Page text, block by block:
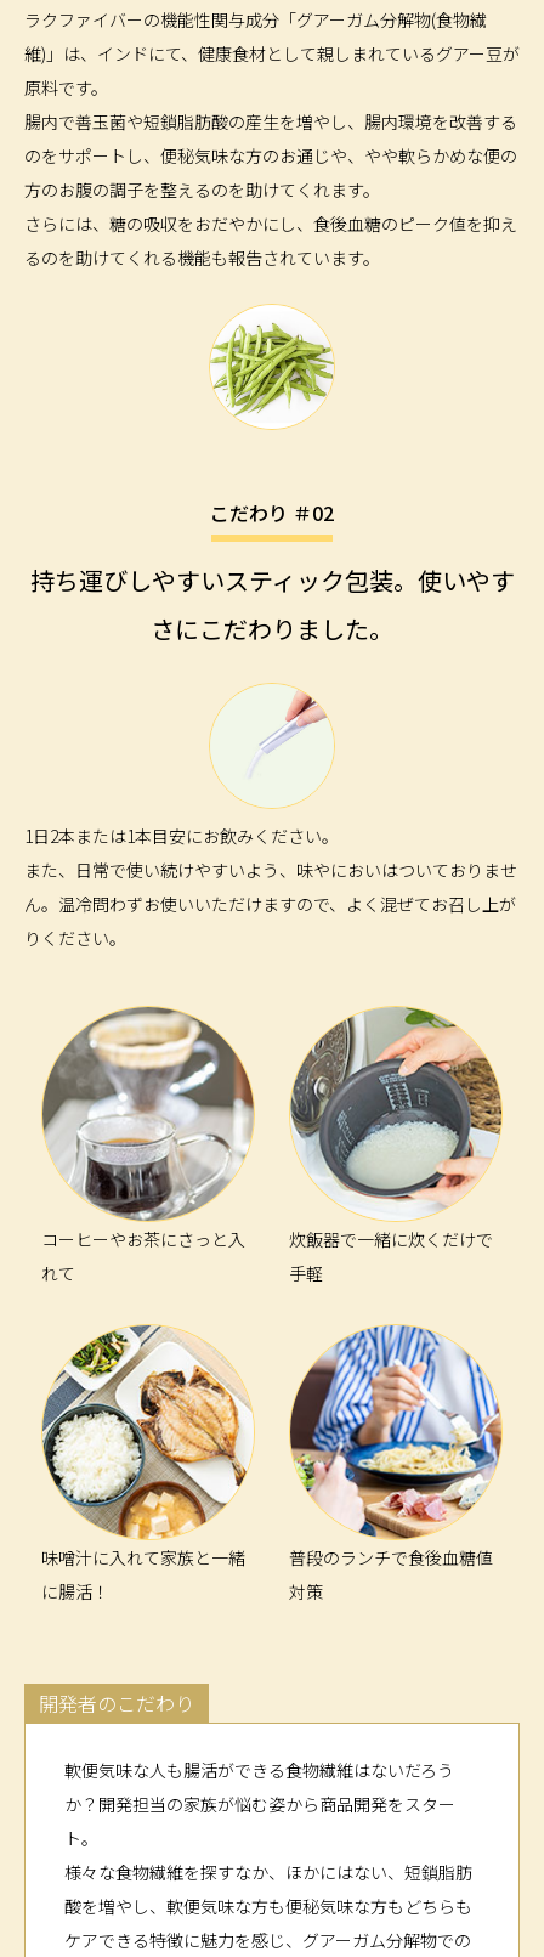
ラクファイバーの機能性関与成分「グアーガム分解物(食物繊
維)」は、インドにて、健康食材として親しまれているグアー豆が
原料です。
腸内で善玉菌や短鎖脂肪酸の産生を増やし、腸内環境を改善する
のをサポートし、便秘気味な方のお通じや、やや軟らかめな便の
方のお腹の調子を整えるのを助けてくれます。
さらには、糖の吸収をおだやかにし、食後血糖のピーク値を抑え
るのを助けてくれる機能も報告されています。
こだわり ＃02
持ち運びしやすいスティック包装。使いやす
さにこだわりました。
1日2本または1本目安にお飲みください。
また、日常で使い続けやすいよう、味やにおいはついておりませ
ん。温冷問わずお使いいただけますので、よく混ぜてお召し上が
りください。
コーヒーやお茶にさっと入
れて
炊飯器で一緒に炊くだけで
手軽
味噌汁に入れて家族と一緒
に腸活！
普段のランチで食後血糖値
対策
開発者のこだわり
軟便気味な人も腸活ができる食物繊維はないだろう
か？開発担当の家族が悩む姿から商品開発をスター
ト。
様々な食物繊維を探すなか、ほかにはない、短鎖脂肪
酸を増やし、軟便気味な方も便秘気味な方もどちらも
ケアできる特徴に魅力を感じ、グアーガム分解物での